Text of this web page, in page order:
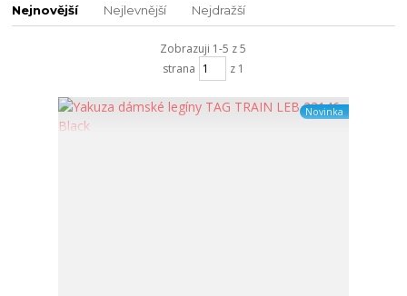
Nejnovější Nejlevnější Nejdražší
Zobrazuji 1-5 z 5
strana
z 1
Novinka